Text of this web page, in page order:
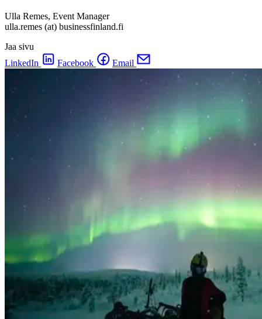
Ulla Remes, Event Manager
ulla.remes (at) businessfinland.fi
Jaa sivu
LinkedIn
Facebook Email